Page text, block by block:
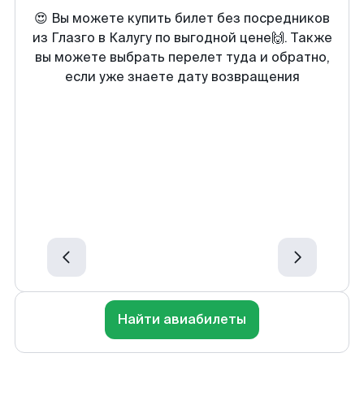
😍 Вы можете купить билет без посредников
из Глазго в Калугу по выгодной цене🙌. Также
вы можете выбрать перелет туда и обратно,
если уже знаете дату возвращения
Найти авиабилеты